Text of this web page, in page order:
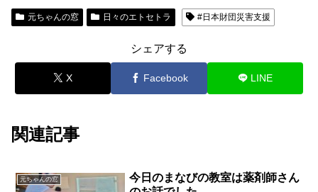
元ちゃんの窓 日々のエトセトラ #日本財団災害支援
シェアする
X Facebook LINE
関連記事
元ちゃんの窓
今日のまなびの教室は薬剤師さん